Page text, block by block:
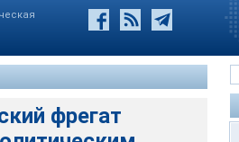
фрегат
Тихоокеанский
"по
первую остановку в
(США). За